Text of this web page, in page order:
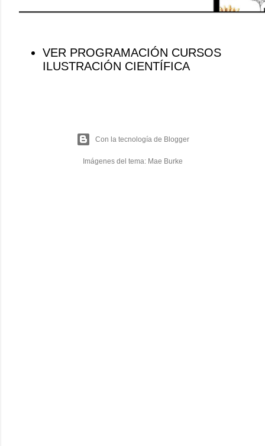
VER PROGRAMACIÓN CURSOS
ILUSTRACIÓN CIENTÍFICA
Con la tecnología de Blogger
Imágenes del tema: Mae Burke